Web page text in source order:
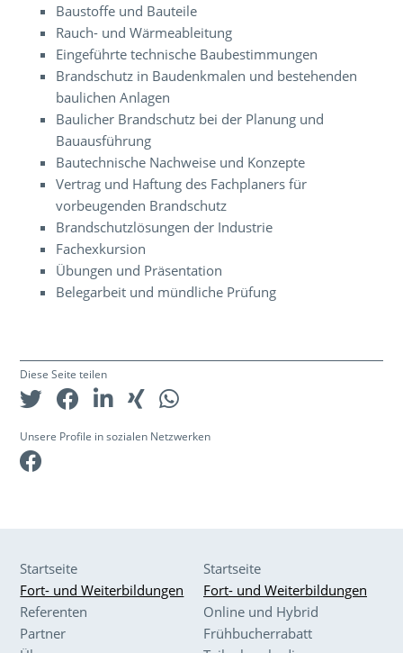
Baustoffe und Bauteile
Rauch- und Wärmeableitung
Eingeführte technische Baubestimmungen
Brandschutz in Baudenkmalen und bestehenden
baulichen Anlagen
Baulicher Brandschutz bei der Planung und
Bauausführung
Bautechnische Nachweise und Konzepte
Vertrag und Haftung des Fachplaners für
vorbeugenden Brandschutz
Brandschutzlösungen der Industrie
Fachexkursion
Übungen und Präsentation
Belegarbeit und mündliche Prüfung
Diese Seite teilen
Unsere Profile in sozialen Netzwerken
Startseite
Fort- und Weiterbildungen
Referenten
Partner
Startseite
Fort- und Weiterbildungen
Online und Hybrid
Frühbucherrabatt